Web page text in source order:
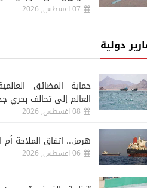
07 اغسطس, 2026
دولية
حماية المضائق
العالم إلى تحالف بحري
08 اغسطس, 2026
هرمز... اتفاق الملاحة أم
06 اغسطس, 2026